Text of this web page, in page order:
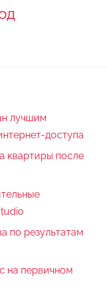
лучшим
доступа
квартиры после
по результатам
на первичном